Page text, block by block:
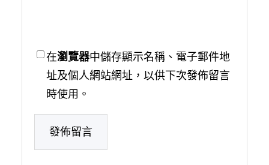
在瀏覽器中儲存顯示名稱、電子郵件地
址及個人網站網址，以供下次發佈留言
時使用。